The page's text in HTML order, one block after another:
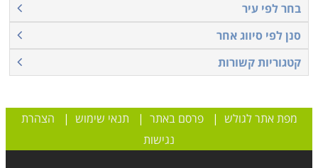
בחר לפי עיר
סנן לפי סיווג אחר
קטגוריות קשורות
מפת אתר לגולש |פרסם באתר | תנאי שימוש | הצהרת
נגישות